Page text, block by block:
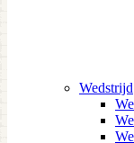
Wedstrijd